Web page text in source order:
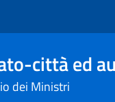
città ed
dei Ministri